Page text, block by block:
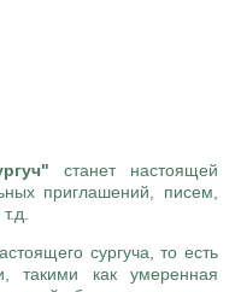
станет настоящей
приглашений, писем,
сургуча, то есть
такими как умеренная